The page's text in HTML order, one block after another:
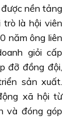
nền tảng
trò là hội viên
năm ông liên
giỏi cấp
đỡ đồng đội,
sản xuất.
xã hội từ
và đóng góp